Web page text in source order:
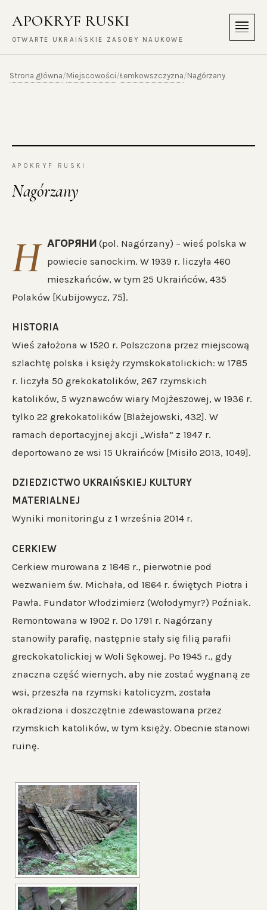
APOKRYF RUSKI
OTWARTE UKRAIŃSKIE ZASOBY NAUKOWE
Menu
Strona główna/Miejscowości/Łemkowszczyzna/Nagórzany
APOKRYF RUSKI
Nagórzany
Н АГОРЯНИ (pol. Nagórzany) – wieś polska w
powiecie sanockim. W 1939 r. liczyła 460
mieszkańców, w tym 25 Ukraińców, 435
Polaków [Kubijowycz, 75].
HISTORIA
Wieś założona w 1520 r. Polszczona przez miejscową
szlachtę polska i księży rzymskokatolickich: w 1785
r. liczyła 50 grekokatolików, 267 rzymskich
katolików, 5 wyznawców wiary Mojżeszowej, w 1936 r.
tylko 22 grekokatolików [Blażejowski, 432]. W
ramach deportacyjnej akcji „Wisła” z 1947 r.
deportowano ze wsi 15 Ukraińców [Misiło 2013, 1049].
DZIEDZICTWO UKRAIŃSKIEJ KULTURY
MATERIALNEJ
Wyniki monitoringu z 1 września 2014 r.
CERKIEW
Cerkiew murowana z 1848 r., pierwotnie pod
wezwaniem św. Michała, od 1864 r. świętych Piotra i
Pawła. Fundator Włodzimierz (Wołodymyr?) Poźniak.
Remontowana w 1902 r. Do 1791 r. Nagórzany
stanowiły parafię, następnie stały się filią parafii
greckokatolickiej w Woli Sękowej. Po 1945 r., gdy
znaczna część wiernych, aby nie zostać wygnaną ze
wsi, przeszła na rzymski katolicyzm, została
okradziona i doszczętnie zdewastowana przez
rzymskich katolików, w tym księży. Obecnie stanowi
ruinę.